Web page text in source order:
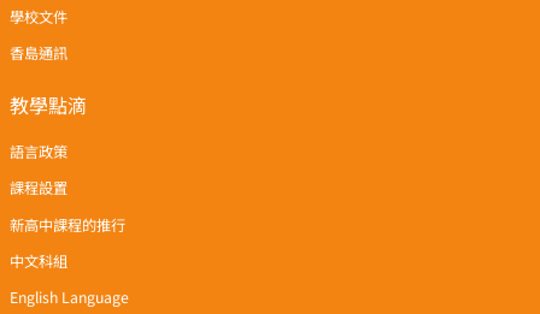
學校文件
香島通訊
教學點滴
語言政策
課程設置
新高中課程的推行
中文科組
English Language